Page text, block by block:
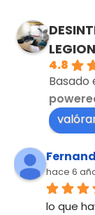
4.8
Basado
hace 6
lo que